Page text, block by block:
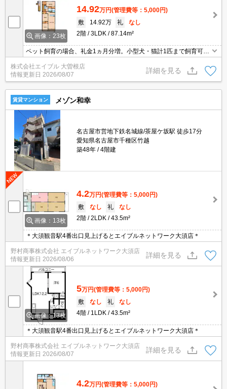
画像：23枚
14.92万円(管理費等：5,000円)
敷
14.92万 礼
なし
2階
3LDK 87.14m²
ペット飼育の場合、礼金1ヵ月分増。小型犬・猫計1匹まで飼育可。
インターネット無料。
株式会社エイブル 大曽根店
情報更新日 2026/08/07
詳細を見る
賃貸マンション メゾン和幸
名古屋市営地下鉄名城線/茶屋ケ坂駅 徒歩17分
愛知県名古屋市千種区竹越
築48年
4階建
画像：13枚
4.2万円(管理費等：5,000円)
敷
なし 礼
なし
2階
2LDK 43.5m²
＊大須観音駅4番出口見上げるとエイブルネットワーク大須店＊
野村商事株式会社 エイブルネットワーク大須店
情報更新日 2026/08/06
詳細を見る
画像：13枚
5万円(管理費等：5,000円)
敷
なし 礼
なし
4階
1LDK 43.5m²
＊大須観音駅4番出口見上げるとエイブルネットワーク大須店＊
野村商事株式会社 エイブルネットワーク大須店
情報更新日 2026/08/07
詳細を見る
4.2万円(管理費等：5,000円)